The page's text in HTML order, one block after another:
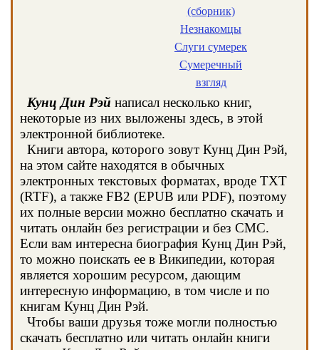
(сборник)
Незнакомцы
Слуги сумерек
Сумеречный
взгляд
Кунц Дин Рэй написал несколько книг,
некоторые из них выложены здесь, в этой
электронной библиотеке.
Книги автора, которого зовут Кунц Дин Рэй,
на этом сайте находятся в обычных
электронных текстовых форматах, вроде TXT
(RTF), а также FB2 (EPUB или PDF), поэтому
их полные версии можно бесплатно скачать и
читать онлайн без регистрации и без СМС.
Если вам интересна биография Кунц Дин Рэй,
то можно поискать ее в Википедии, которая
является хорошим ресурсом, дающим
интересную информацию, в том числе и по
книгам Кунц Дин Рэй.
Чтобы ваши друзья тоже могли полностью
скачать бесплатно или читать онлайн книги